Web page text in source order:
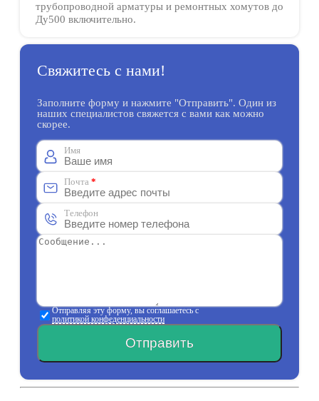
трубопроводной арматуры и ремонтных хомутов до
Ду500 включительно.
Свяжитесь с нами!
Заполните форму и нажмите "Отправить". Один из
наших специалистов свяжется с вами как можно
скорее.
Имя
Почта *
Телефон
Отправляя эту форму, вы соглашаетесь с
политикой конфеденциальности
Отправить